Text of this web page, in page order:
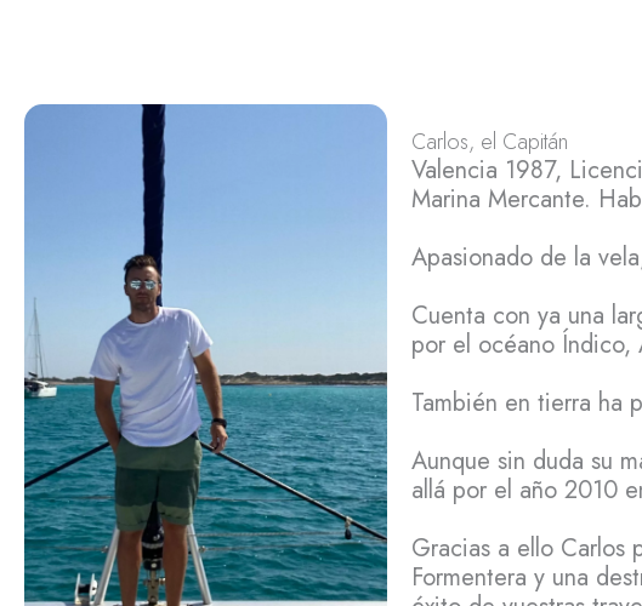
Carlos, el Capitán
Valencia 1987,
Marina Mercante.
Apasionado de la
Cuenta con ya una
por el océano
También en tierra ha
Aunque sin duda su
allá por el año 2010
Gracias a ello Carlos
Formentera y una